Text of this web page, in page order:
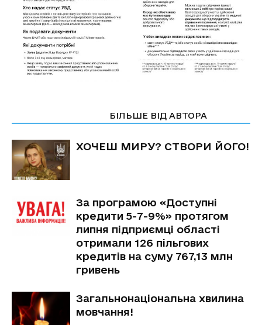
БІЛЬШЕ ВІД АВТОРА
ХОЧЕШ МИРУ? СТВОРИ ЙОГО!
За програмою «Доступні
кредити 5-7-9%» протягом
липня підприємці області
отримали 126 пільгових
кредитів на суму 767,13 млн
гривень
Загальнонаціональна хвилина
мовчання!